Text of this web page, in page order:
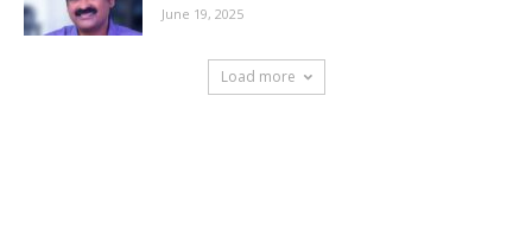
June 19, 2025
Load more